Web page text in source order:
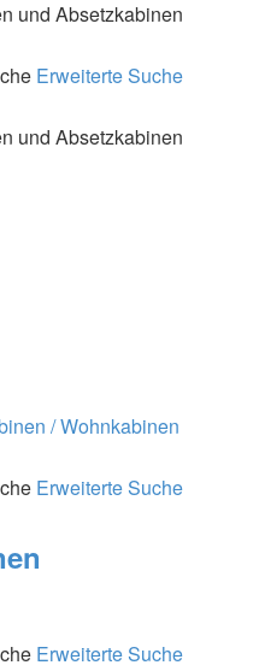
und Absetzkabinen
Erweiterte Suche
und Absetzkabinen
/ Wohnkabinen
Erweiterte Suche
Erweiterte Suche